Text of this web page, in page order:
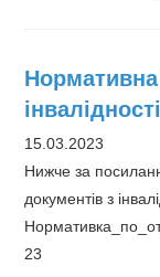
15.03.2023
Нижче за
документів з
23